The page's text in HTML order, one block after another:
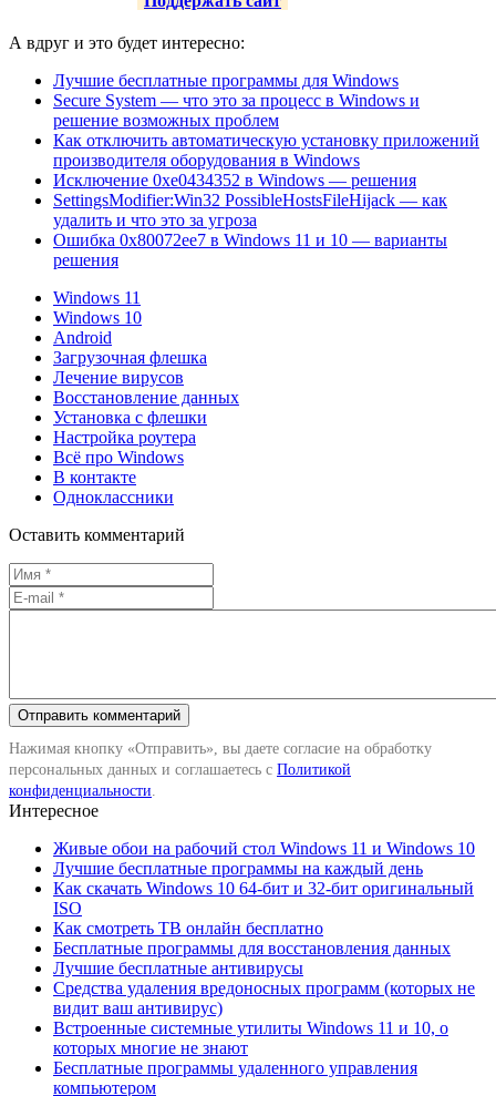
А вдруг и это будет интересно:
Лучшие бесплатные программы для Windows
Secure System — что это за процесс в Windows и
решение возможных проблем
Как отключить автоматическую установку приложений
производителя оборудования в Windows
Исключение 0xe0434352 в Windows — решения
SettingsModifier:Win32 PossibleHostsFileHijack — как
удалить и что это за угроза
Ошибка 0x80072ee7 в Windows 11 и 10 — варианты
решения
Windows 11
Windows 10
Android
Загрузочная флешка
Лечение вирусов
Восстановление данных
Установка с флешки
Настройка роутера
Всё про Windows
В контакте
Одноклассники
Оставить комментарий
Нажимая кнопку «Отправить», вы даете согласие на обработку
персональных данных и соглашаетесь с Политикой
конфиденциальности
Интересное
Живые обои на рабочий стол Windows 11 и Windows 10
Лучшие бесплатные программы на каждый день
Как скачать Windows 10 64-бит и 32-бит оригинальный
ISO
Как смотреть ТВ онлайн бесплатно
Бесплатные программы для восстановления данных
Лучшие бесплатные антивирусы
Средства удаления вредоносных программ (которых не
видит ваш антивирус)
Встроенные системные утилиты Windows 11 и 10, о
которых многие не знают
Бесплатные программы удаленного управления
компьютером